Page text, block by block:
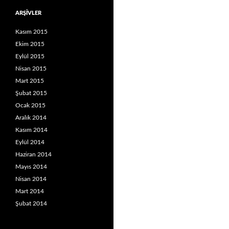
ARŞIVLER
Kasım 2015
Ekim 2015
Eylül 2015
Nisan 2015
Mart 2015
Şubat 2015
Ocak 2015
Aralık 2014
Kasım 2014
Eylül 2014
Haziran 2014
Mayıs 2014
Nisan 2014
Mart 2014
Şubat 2014